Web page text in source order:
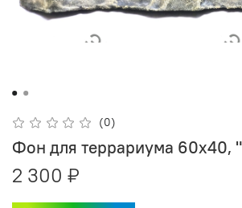
(0)
Фон для террариума 60х40,
2 300 ₽